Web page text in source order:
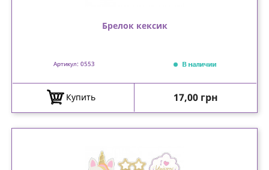
Брелок кексик
Артикул: 0553 В наличии
Купить Цена
17,00 грн